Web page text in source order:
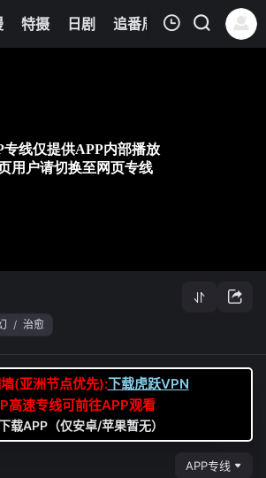
特摄 日剧 追番周表 今日更新
0
清空
/ 治愈
(亚洲节点优先):下载虎跃VPN
高速专线可前往APP观看
载APP（仅安卓/苹果暂无）
APP专线